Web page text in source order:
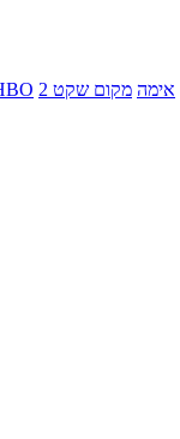
אימה מקום שקט 2